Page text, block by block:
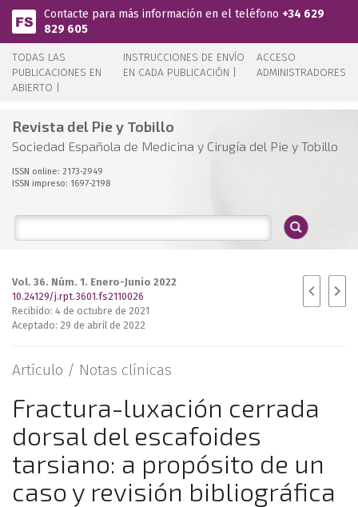
Pasar al contenido principal
Contacte para más información en el teléfono +34 629
829 605
TODAS LAS
PUBLICACIONES EN
ABIERTO |
INSTRUCCIONES DE ENVÍO
EN CADA PUBLICACIÓN |
ACCESO
ADMINISTRADORES
Revista del Pie y Tobillo
Sociedad Española de Medicina y Cirugía del Pie y Tobillo
ISSN online: 2173-2949
ISSN impreso: 1697-2198
Vol. 36. Núm. 1. Enero-Junio 2022
10.24129/j.rpt.3601.fs2110026
Recibido: 4 de octubre de 2021
Aceptado: 29 de abril de 2022
Artículo / Notas clínicas
Fractura-luxación cerrada
dorsal del escafoides
tarsiano: a propósito de un
caso y revisión bibliográfica